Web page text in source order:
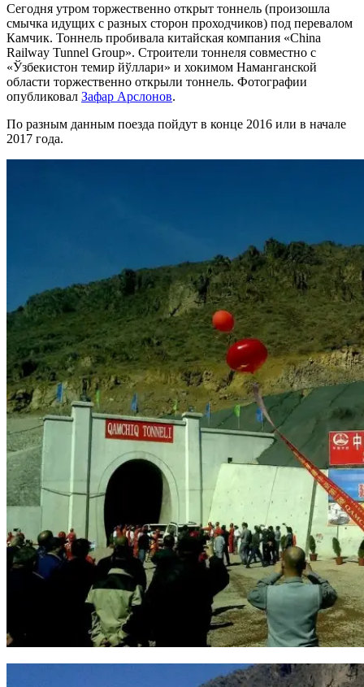
Сегодня утром торжественно открыт тоннель (произошла
смычка идущих с разных сторон проходчиков) под перевалом
Камчик. Тоннель пробивала китайская компания «China
Railway Tunnel Group». Строители тоннеля совместно с
«Ўзбекистон темир йўллари» и хокимом Наманганской
области торжественно открыли тоннель. Фотографии
опубликовал Зафар Арслонов.
По разным данным поезда пойдут в конце 2016 или в начале
2017 года.